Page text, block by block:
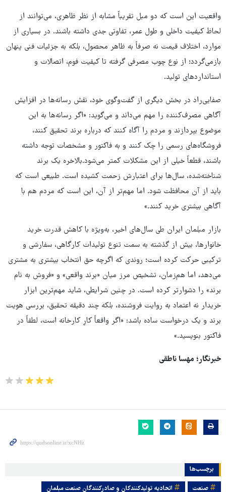
واقعیت این است که دو مبل تقریباً مشابه از نظر ظاهری، می‌توانند از
لحاظ کیفیت داخلی و طول عمر، تفاوتی جدی داشته باشند. در بسیاری از
موارد، اختلاف قیمت نه صرفاً به ظاهر محصول، بلکه به جزئیات فنی پنهان
بازمی‌گردد؛ از نوع چوب مصرفی گرفته تا کیفیت فوم، اتصالات و
استانداردهای تولید.
صفایی‌راد در بخش دیگری از گفت‌وگوی خود، نقش رسانه‌ها در افزایش
آگاهی مصرف‌کننده را مهم می‌داند و می‌گوید: «اگر رسانه‌ها به این
موضوع بپردازند و مردم را آگاه کنند که درباره برند تحقیق کنند،
فروشگاه‌های رسمی را چک کنند و به فاکتور و مشخصات توجه داشته
باشند، قطعاً خیلی از این مشکلات کمتر می‌شود.بالاخره یک برند
شناخته‌شده، سال‌ها برای اعتبارش زحمت کشیده است. طبیعی است که
باید از آن محافظت شود. اما مهم‌تر از آن، این است که مردم هم با
آگاهی بیشتری خرید کنند.»
بازار مبلمان ایران طی سال‌های اخیر، به‌ویژه با کاهش قدرت خرید
خانوارها، بیش از گذشته به سمت تنوع تولیدات کارگاهی، سفارشی و
ترکیبی حرکت کرده است؛ روندی که اگرچه حق انتخاب بیشتری به مشتری
می‌دهد، اما هم‌زمان، تشخیص مرز میان «برند واقعی» و «فروش به نام
برند» را دشوارتر کرده است. در چنین شرایطی، شاید مهم‌ترین ابزار
خریدار نه اعتماد به روایت فروشنده، بلکه چند دقیقه تحقیق، بررسی هویت
برند و یک درخواست ساده باشد: «اگر واقعاً کارِ کارخانه است، لطفاً در
فاکتور بنویسید.»
خبرنگار؛ مهسا ناطقی
برچسب‌ها
صنعت اتحادیه تولیدکنندکان و صادرکنندگان صنعت مبلمان